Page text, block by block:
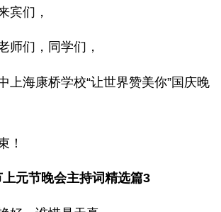
宾们，
师们，同学们，
上海康桥学校“让世界赞美你”国庆晚
！
元节晚会主持词精选篇3